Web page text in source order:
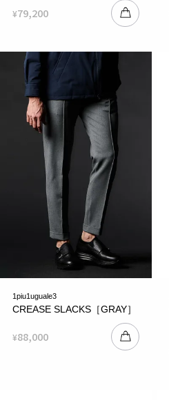
¥79,200
1piu1uguale3
CREASE SLACKS［GRAY］
¥88,000